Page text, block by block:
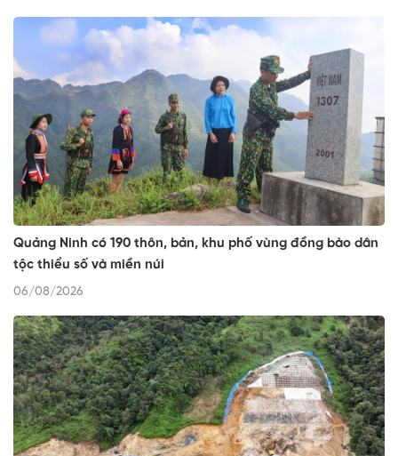
Quảng Ninh có 190 thôn, bản, khu phố vùng đồng bào dân
tộc thiểu số và miền núi
06/08/2026